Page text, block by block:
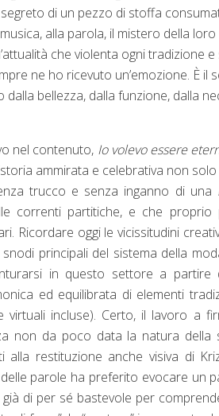
di un pezzo di stoffa
alla parola, il mistero della
che violenta ogni tradizione
ne ho ricevuto un’emozione. È il
bellezza, dalla funzione, dalla
nel contenuto, Io volevo essere
ammirata e celebrativa non
trucco e senza inganno di una
correnti partitiche, e che
Ricordare oggi le vicissitudini
principali del sistema della
in questo settore a
ed equilibrata di elementi
virtuali incluse). Certo, il lavoro a
non da poco data la natura
alla restituzione anche visiva di
parole ha preferito evocare un
di per sé bastevole per